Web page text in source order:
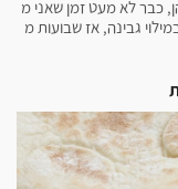
כבר לא מעט זמן שאני מ
גבינה, אז שבועות מ